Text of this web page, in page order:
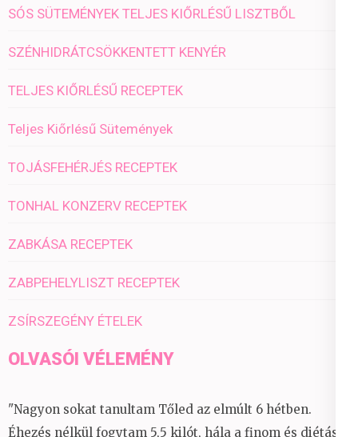
SÓS SÜTEMÉNYEK TELJES KIŐRLÉSŰ LISZTBŐL
SZÉNHIDRÁTCSÖKKENTETT KENYÉR
TELJES KIŐRLÉSŰ RECEPTEK
Teljes Kiőrlésű Sütemények
TOJÁSFEHÉRJÉS RECEPTEK
TONHAL KONZERV RECEPTEK
ZABKÁSA RECEPTEK
ZABPEHELYLISZT RECEPTEK
ZSÍRSZEGÉNY ÉTELEK
OLVASÓI VÉLEMÉNY
"Nagyon sokat tanultam Tőled az elmúlt 6 hétben.
Éhezés nélkül fogytam 5,5 kilót, hála a finom és diétás